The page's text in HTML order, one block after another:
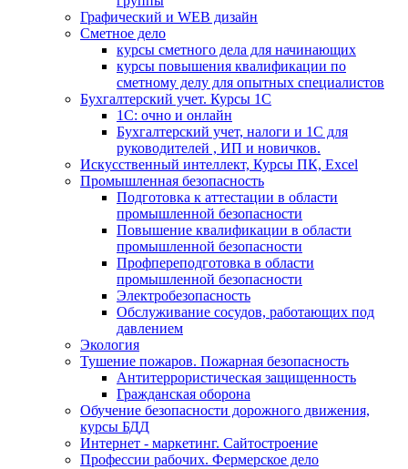
Графический и WEB дизайн
Сметное дело
курсы сметного дела для начинающих
курсы повышения квалификации по
сметному делу для опытных специалистов
Бухгалтерский учет. Курсы 1С
1С: очно и онлайн
Бухгалтерский учет, налоги и 1С для
руководителей , ИП и новичков.
Искусственный интеллект, Курсы ПК, Excel
Промышленная безопасность
Подготовка к аттестации в области
промышленной безопасности
Повышение квалификации в области
промышленной безопасности
Профпереподготовка в области
промышленной безопасности
Электробезопасность
Обслуживание сосудов, работающих под
давлением
Экология
Тушение пожаров. Пожарная безопасность
Антитеррористическая защищенность
Гражданская оборона
Обучение безопасности дорожного движения,
курсы БДД
Интернет - маркетинг. Сайтостроение
Профессии рабочих. Фермерское дело